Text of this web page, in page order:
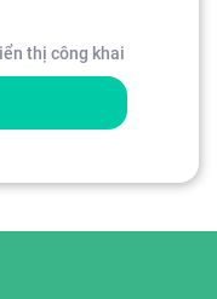
thị công khai